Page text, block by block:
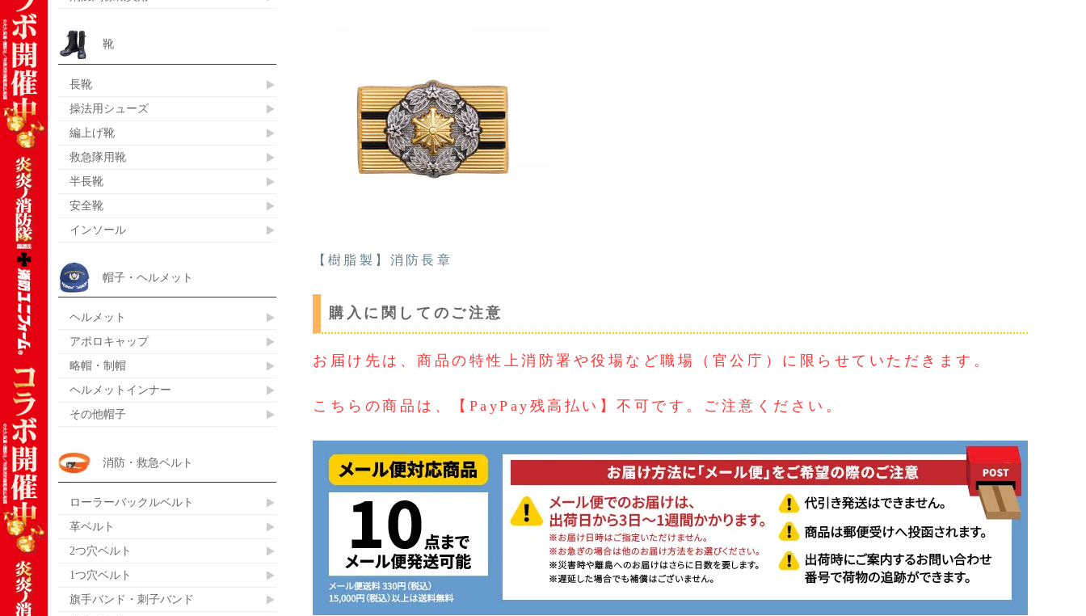
【樹脂製】消防長章
購入に関してのご注意
お届け先は、商品の特性上消防署や役場など職場（官公庁）に限らせていただきます。
こちらの商品は、【PayPay残高払い】不可です。ご注意ください。
靴
長靴
操法用シューズ
編上げ靴
救急隊用靴
半長靴
安全靴
インソール
帽子・ヘルメット
ヘルメット
アポロキャップ
略帽・制帽
ヘルメットインナー
その他帽子
消防・救急ベルト
ローラーバックルベルト
革ベルト
2つ穴ベルト
1つ穴ベルト
旗手バンド・刺子バンド